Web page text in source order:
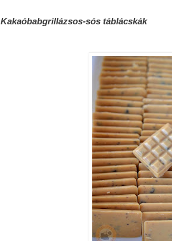
Kakaóbabgrillázsos-sós táblácskák